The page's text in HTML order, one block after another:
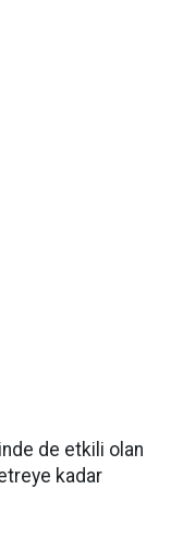
de etkili olan
kadar